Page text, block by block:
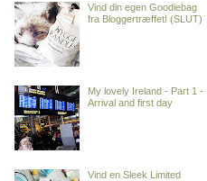
Vind din egen Goodiebag
fra Bloggertræffet! (SLUT)
My lovely Ireland - Part 1 -
Arrival and first day
Vind en Sleek Limited